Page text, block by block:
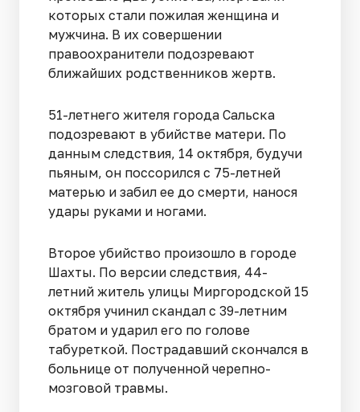
которых стали пожилая женщина и
мужчина. В их совершении
правоохранители подозревают
ближайших родственников жертв.
51-летнего жителя города Сальска
подозревают в убийстве матери. По
данным следствия, 14 октября, будучи
пьяным, он поссорился с 75-летней
матерью и забил ее до смерти, нанося
удары руками и ногами.
Второе убийство произошло в городе
Шахты. По версии следствия, 44-
летний житель улицы Миргородской 15
октября учинил скандал с 39-летним
братом и ударил его по голове
табуреткой. Пострадавший скончался в
больнице от полученной черепно-
мозговой травмы.